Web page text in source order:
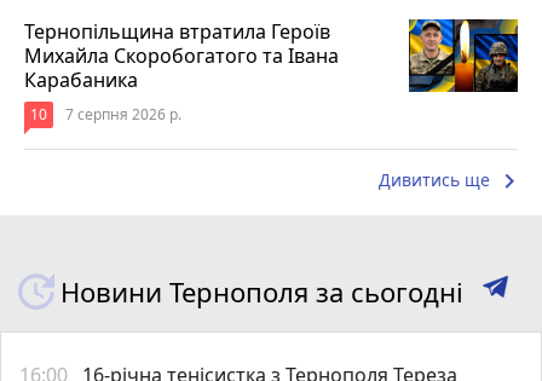
Тернопільщина втратила Героїв
Михайла Скоробогатого та Івана
Карабаника
10 7 серпня 2026 р.
Дивитись ще keyboard_arrow_right
Новини Тернополя за сьогодні
16:00 16-річна тенісистка з Тернополя Тереза